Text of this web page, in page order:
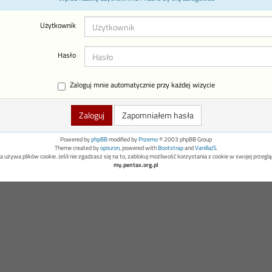
Użytkownik
Hasło
Zaloguj mnie automatycznie przy każdej wizycie
Zapomniałem hasła
Powered byphpBBmodified byPrzemo© 2003 phpBB Group
Theme created byopiszon, powered withBootstrapandVanillaJS.
używa plików cookie. Jeśli nie zgadzasz się na to, zablokuj możliwość korzystania z cookie w swojej
my.pentax.org.pl